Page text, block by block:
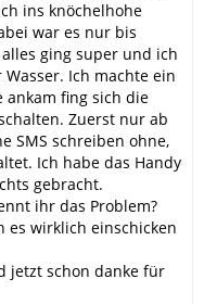
ins knöchelhohe
war es nur bis
ging super und ich
Ich machte ein
ankam fing sich die
Zuerst nur ab
SMS schreiben ohne,
Ich habe das Handy
gebracht.
ihr das Problem?
es wirklich einschicken
jetzt schon danke für